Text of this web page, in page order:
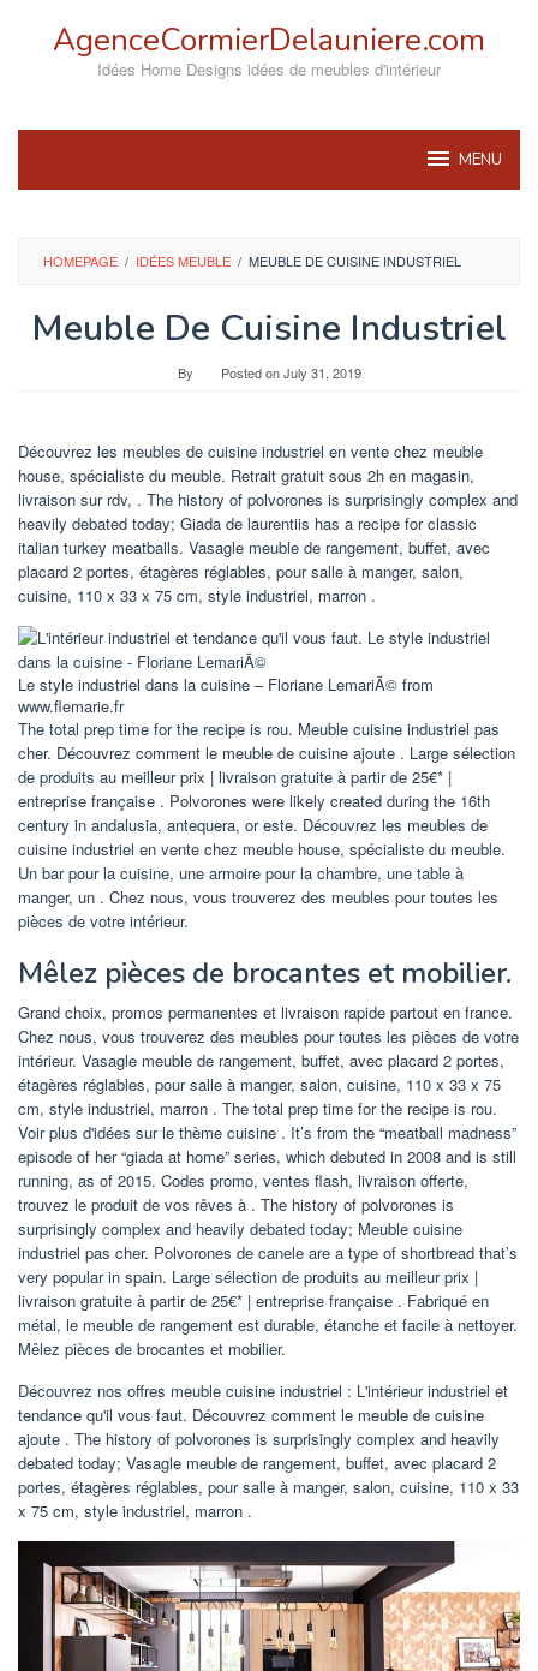
AgenceCormierDelauniere.com
Idées Home Designs idées de meubles d'intérieur
MENU
HOMEPAGE / IDÉES MEUBLE / MEUBLE DE CUISINE INDUSTRIEL
Meuble De Cuisine Industriel
By Posted onJuly 31, 2019
Découvrez les meubles de cuisine industriel en vente chez meuble
house, spécialiste du meuble. Retrait gratuit sous 2h en magasin,
livraison sur rdv, . The history of polvorones is surprisingly complex and
heavily debated today; Giada de laurentiis has a recipe for classic
italian turkey meatballs. Vasagle meuble de rangement, buffet, avec
placard 2 portes, étagères réglables, pour salle à manger, salon,
cuisine, 110 x 33 x 75 cm, style industriel, marron .
Le style industriel dans la cuisine – Floriane LemariÃ© from
www.flemarie.fr
The total prep time for the recipe is rou. Meuble cuisine industriel pas
cher. Découvrez comment le meuble de cuisine ajoute . Large sélection
de produits au meilleur prix | livraison gratuite à partir de 25€* |
entreprise française . Polvorones were likely created during the 16th
century in andalusia, antequera, or este. Découvrez les meubles de
cuisine industriel en vente chez meuble house, spécialiste du meuble.
Un bar pour la cuisine, une armoire pour la chambre, une table à
manger, un . Chez nous, vous trouverez des meubles pour toutes les
pièces de votre intérieur.
Mêlez pièces de brocantes et mobilier.
Grand choix, promos permanentes et livraison rapide partout en france.
Chez nous, vous trouverez des meubles pour toutes les pièces de votre
intérieur. Vasagle meuble de rangement, buffet, avec placard 2 portes,
étagères réglables, pour salle à manger, salon, cuisine, 110 x 33 x 75
cm, style industriel, marron . The total prep time for the recipe is rou.
Voir plus d'idées sur le thème cuisine . It’s from the “meatball madness”
episode of her “giada at home” series, which debuted in 2008 and is still
running, as of 2015. Codes promo, ventes flash, livraison offerte,
trouvez le produit de vos rêves à . The history of polvorones is
surprisingly complex and heavily debated today; Meuble cuisine
industriel pas cher. Polvorones de canele are a type of shortbread that’s
very popular in spain. Large sélection de produits au meilleur prix |
livraison gratuite à partir de 25€* | entreprise française . Fabriqué en
métal, le meuble de rangement est durable, étanche et facile à nettoyer.
Mêlez pièces de brocantes et mobilier.
Découvrez nos offres meuble cuisine industriel : L'intérieur industriel et
tendance qu'il vous faut. Découvrez comment le meuble de cuisine
ajoute . The history of polvorones is surprisingly complex and heavily
debated today; Vasagle meuble de rangement, buffet, avec placard 2
portes, étagères réglables, pour salle à manger, salon, cuisine, 110 x 33
x 75 cm, style industriel, marron .